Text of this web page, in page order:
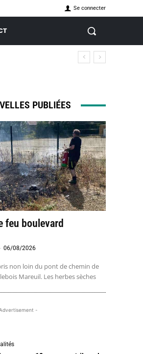
Se connecter
PUBLIÉES
feu boulevard
- 06/08/2026
non loin du pont de chemin de
Mareuil. Les herbes sèches
-